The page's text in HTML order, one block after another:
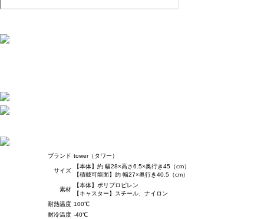
ブランド tower（タワー）
サイズ
【本体】約 幅28×高さ6.5×奥行き45（cm）
【積載可能面】約 幅27×奥行き40.5（cm）
素材
【本体】ポリプロピレン
【キャスター】スチール、ナイロン
耐熱温度 100℃
耐冷温度 -40℃